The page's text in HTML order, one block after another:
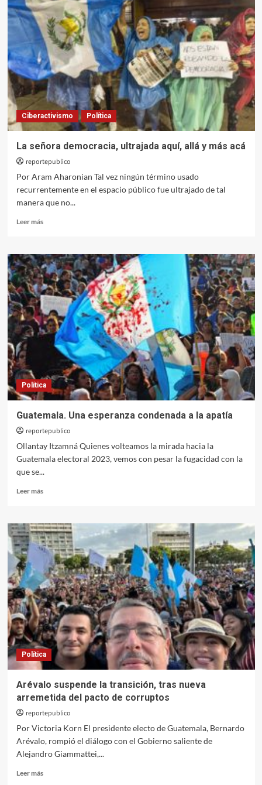
en
desarrollo
se vuelven
contra Occidente
en el G20
Ciberactivismo Política
La señora democracia, ultrajada aquí, allá y más acá
reportepublico
Por Aram Aharonian Tal vez ningún término usado
recurrentemente en el espacio público fue ultrajado de tal
manera que no...
Leer másLeer
La
señora
democracia,
ultrajada
aquí,
allá
y
más
acá
Política
Guatemala. Una esperanza condenada a la apatía
reportepublico
Ollantay Itzamná Quienes volteamos la mirada hacia la
Guatemala electoral 2023, vemos con pesar la fugacidad con la
que se...
Leer másLeer
Guatemala.
Una
esperanza
condenada
la
apatía
Política
Arévalo suspende la transición, tras nueva
arremetida del pacto de corruptos
reportepublico
Por Victoria Korn El presidente electo de Guatemala, Bernardo
Arévalo, rompió el diálogo con el Gobierno saliente de
Alejandro Giammattei,...
Leer másLeer